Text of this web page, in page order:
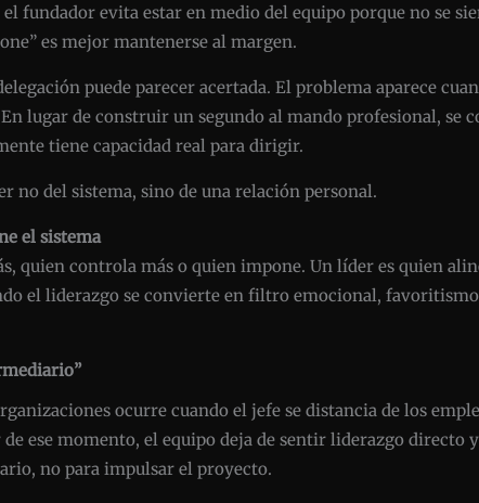
fundador evita estar en medio del equipo porque no se
es mejor mantenerse al margen.
puede parecer acertada. El problema aparece
lugar de construir un segundo al mando profesional, se
tiene capacidad real para dirigir.
no del sistema, sino de una relación personal.
el sistema
quien controla más o quien impone. Un líder es quien
el liderazgo se convierte en filtro emocional,
ocurre cuando el jefe se distancia de los
de ese momento, el equipo deja de sentir liderazgo directo
no para impulsar el proyecto.